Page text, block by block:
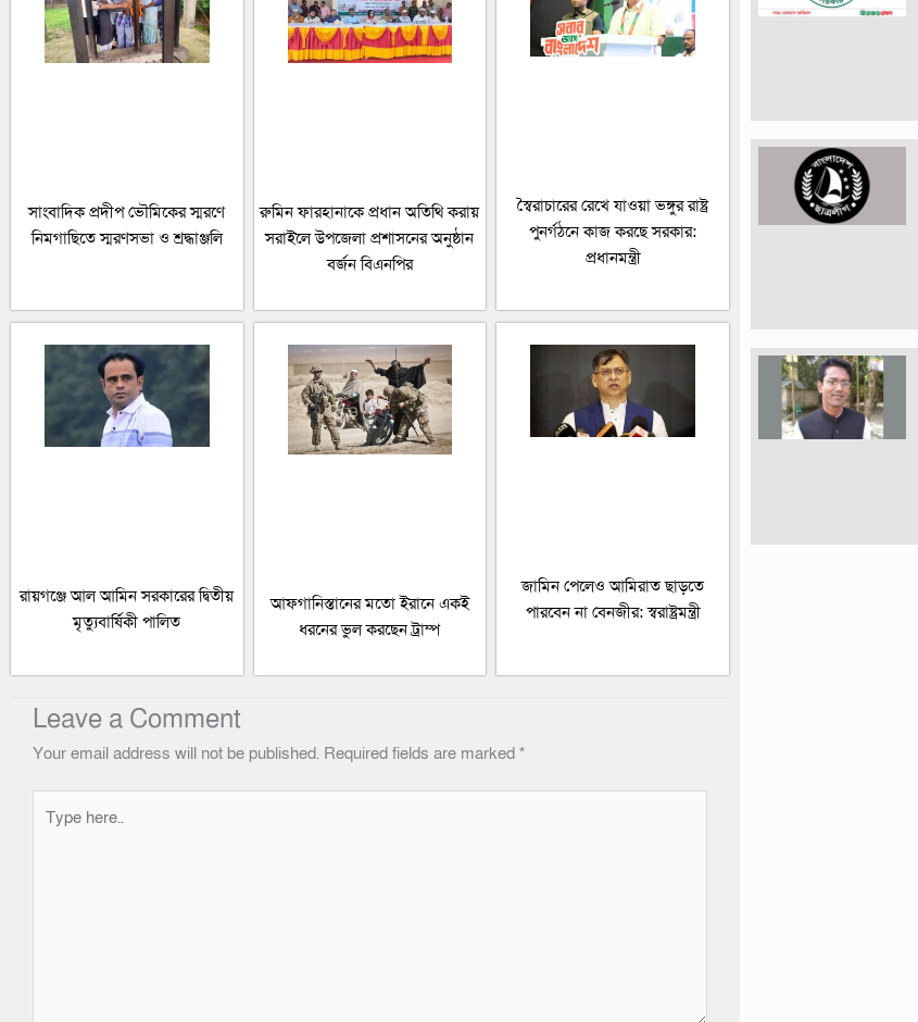
সাংবাদিক প্রদীপ ভৌমিকের স্মরণে
নিমগাছিতে স্মরণসভা ও শ্রদ্ধাঞ্জলি
রুমিন ফারহানাকে প্রধান অতিথি করায়
সরাইলে উপজেলা প্রশাসনের অনুষ্ঠান
বর্জন বিএনপির
স্বৈরাচারের রেখে যাওয়া ভঙ্গুর রাষ্ট্র
পুনর্গঠনে কাজ করছে সরকার:
প্রধানমন্ত্রী
রায়গঞ্জে আল আমিন সরকারের দ্বিতীয়
মৃত্যুবার্ষিকী পালিত
আফগানিস্তানের মতো ইরানে একই
ধরনের ভুল করছেন ট্রাম্প
জামিন পেলেও আমিরাত ছাড়তে
পারবেন না বেনজীর: স্বরাষ্ট্রমন্ত্রী
Leave a Comment
Your email address will not be published. Required fields are marked *
here..